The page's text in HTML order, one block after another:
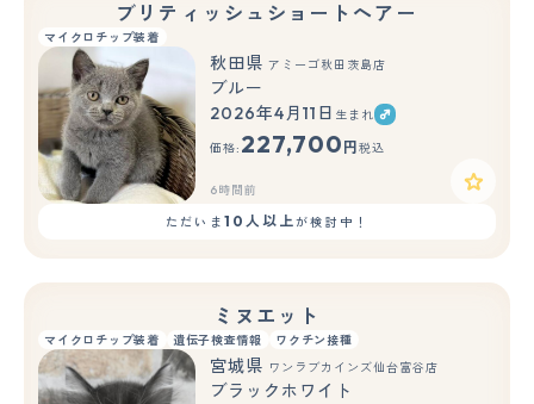
ブリティッシュショートヘアー
マイクロチップ装着
秋田県 アミーゴ秋田茨島店
ブルー
2026年4月11日 生まれ
価格: 227,700 円 税込
6時間前
ただいま 10人以上が検討中！
ミヌエット
マイクロチップ装着 遺伝子検査情報 ワクチン接種
宮城県 ワンラブカインズ仙台富谷店
ブラックホワイト